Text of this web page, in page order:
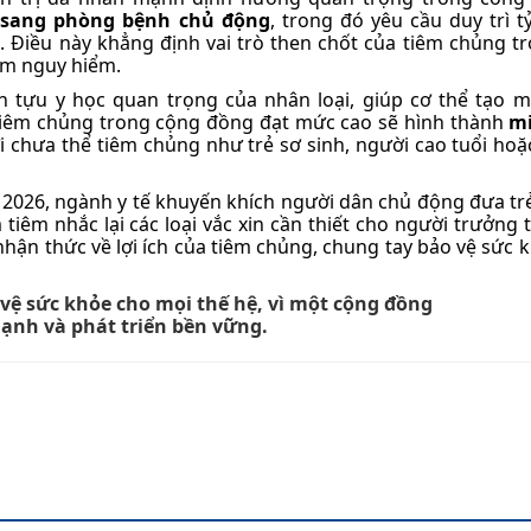
phòng bệnh chủ động, trong đó yêu cầu duy trì
. Điều này khẳng định vai trò then chốt của tiêm chủng
nguy hiểm.
tựu y học quan trọng của nhân loại, giúp cơ thể tạo
chủng trong cộng đồng đạt mức cao sẽ hình thành
chưa thể tiêm chủng như trẻ sơ sinh, người cao tuổi
ngành y tế khuyến khích người dân chủ động đưa
nhắc lại các loại vắc xin cần thiết cho người trưởng
thức về lợi ích của tiêm chủng, chung tay bảo vệ sức
sức khỏe cho mọi thế hệ, vì một cộng đồng
và phát triển bền vững.